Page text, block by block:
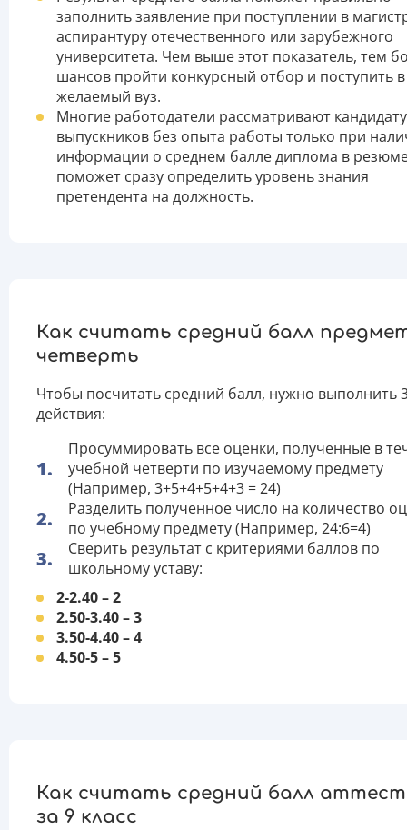
заполнить заявление при поступлении в
аспирантуру отечественного или зарубежного
университета. Чем выше этот показатель, тем
шансов пройти конкурсный отбор и поступить в
желаемый вуз.
Многие работодатели рассматривают
выпускников без опыта работы только при
информации о среднем балле диплома в
поможет сразу определить уровень знания
претендента на должность.
Как считать средний балл
четверть
Чтобы посчитать средний балл, нужно выполнить
действия:
Просуммировать все оценки, полученные в
учебной четверти по изучаемому предмету
(Например, 3+5+4+5+4+3 = 24)
Разделить полученное число на количество
по учебному предмету (Например, 24:6=4)
Сверить результат с критериями баллов по
школьному уставу:
2-2.40 – 2
2.50-3.40 – 3
3.50-4.40 – 4
4.50-5 – 5
Как считать средний балл
за 9 класс